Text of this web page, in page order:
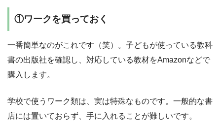
①ワークを買っておく
一番簡単なのがこれです（笑）。子どもが使っている教科
書の出版社を確認し、対応している教材をAmazonなどで
購入します。
学校で使うワーク類は、実は特殊なものです。一般的な書
店には置いておらず、手に入れることが難しいです。